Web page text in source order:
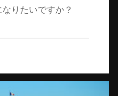
なりたいですか？